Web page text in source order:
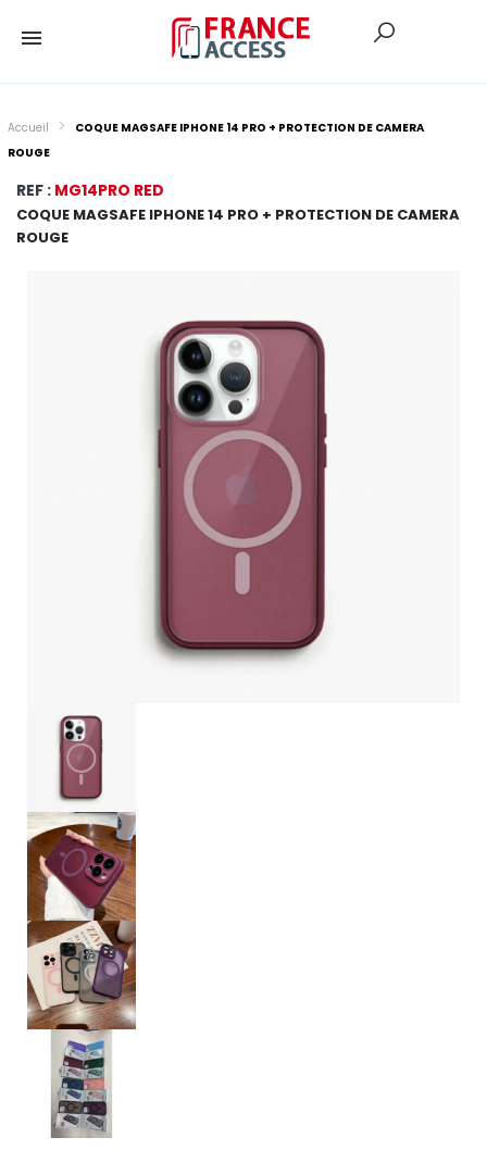
Accueil
COQUE MAGSAFE IPHONE 14 PRO + PROTECTION DE CAMERA
ROUGE
REF : MG14PRO RED
COQUE MAGSAFE IPHONE 14 PRO + PROTECTION DE CAMERA
ROUGE